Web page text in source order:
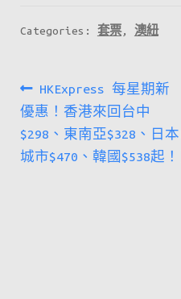
Categories: 套票, 澳紐
文
章
導
覽
Previous
post:
HKExpress 每星期新
優惠！香港來回台中
$298、東南亞$328、日本
城市$470、韓國$538起！